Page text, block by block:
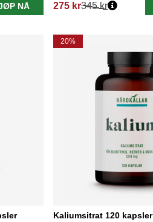
NÅ 275 kr
Vanlig pris:
345 kr
20%
Kaliumsitrat 120 kapsler